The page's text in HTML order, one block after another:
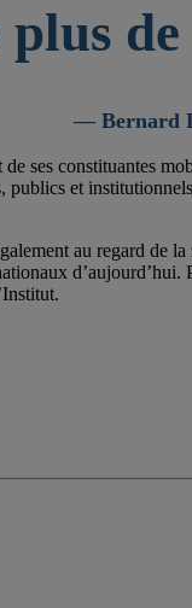
de
— Bernard
ses constituantes
publics et
au regard de la
d’aujourd’hui.